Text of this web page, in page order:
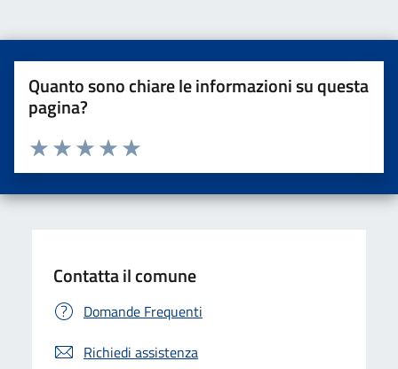
Quanto sono chiare le informazioni su questa
pagina?
Valuta da 1 a 5 stelle la pagina
Valuta 5 stelle su 5
Valuta 4 stelle su 5
Valuta 3 stelle su 5
Valuta 2 stelle su 5
Valuta una stella su 5
Contatta il comune
Domande Frequenti
Richiedi assistenza